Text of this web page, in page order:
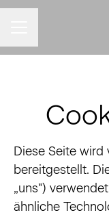
Diese Seite wird
bereitgestellt.
„uns")
ähnliche